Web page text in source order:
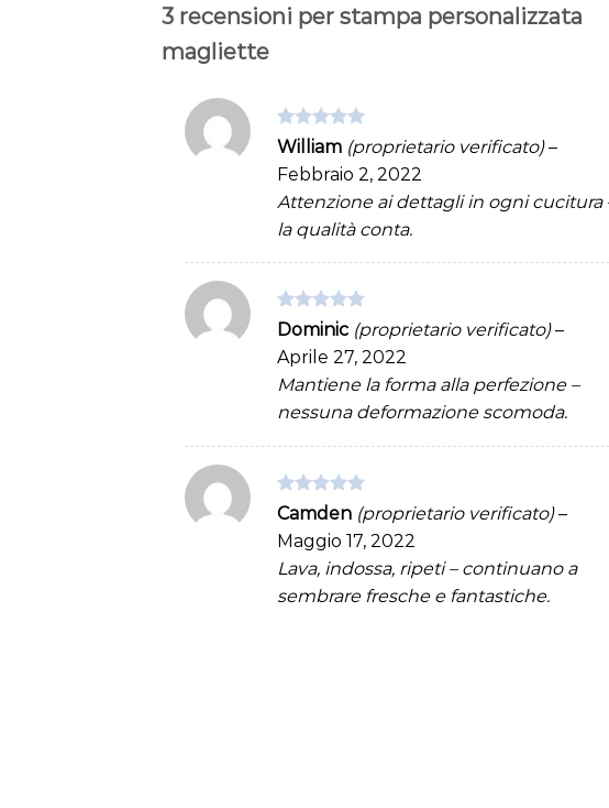
3 recensioni per stampa personalizzata
magliette
Valutato 5
William (proprietario verificato) –
Febbraio 2, 2022
Attenzione ai dettagli in ogni cucitura
la qualità conta.
Valutato5
Dominic (proprietario verificato) –
Aprile 27, 2022
Mantiene la forma alla perfezione –
nessuna deformazione scomoda.
Valutato5
Camden (proprietario verificato) –
Maggio 17, 2022
Lava, indossa, ripeti – continuano a
sembrare fresche e fantastiche.